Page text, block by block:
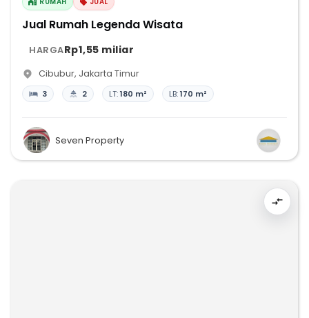
Jual Rumah Legenda Wisata
HARGARp1,55 miliar
Cibubur, Jakarta Timur
3 2 LT:180 m² LB:170 m²
Seven Property